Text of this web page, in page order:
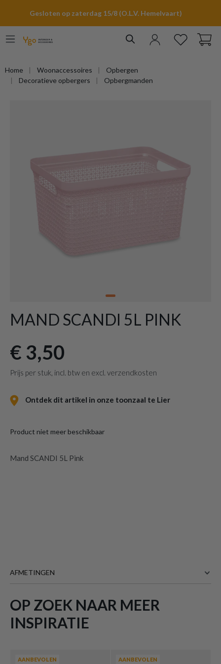
Gesloten op zaterdag 15/8 (O.L.V. Hemelvaart)
Home Woonaccessoires
Opbergen
Decoratieve opbergers
Opbergmanden
MAND SCANDI 5L PINK
€ 3,50
Prijs per stuk, incl. btw en excl. verzendkosten
Ontdek dit artikel in onze toonzaal te Lier
Product niet meer beschikbaar
Mand SCANDI 5L Pink
AFMETINGEN
BREEDTE 27 cm
HOOGTE
OP ZOEK NAAR MEER
INSPIRATIE
AANBEVOLEN AANBEVOLEN